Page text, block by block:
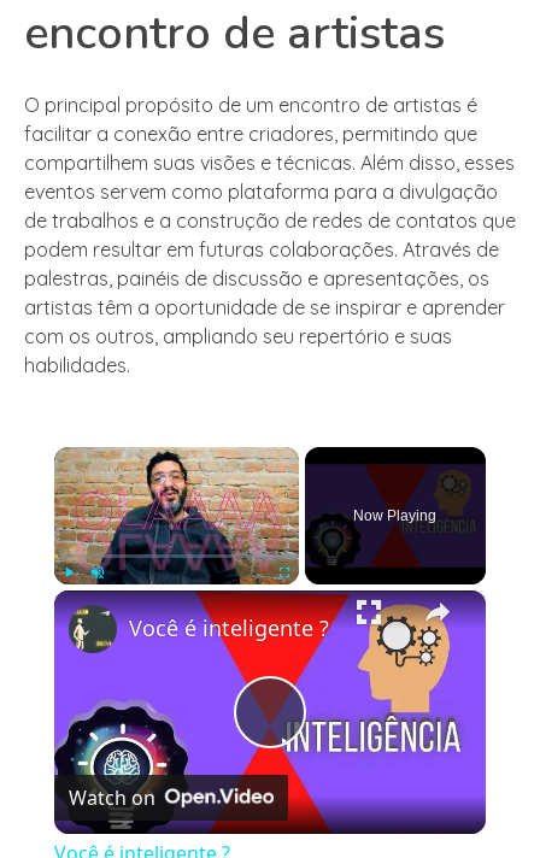
encontro de artistas
O principal propósito de um encontro de artistas é
facilitar a conexão entre criadores, permitindo que
compartilhem suas visões e técnicas. Além disso, esses
eventos servem como plataforma para a divulgação
de trabalhos e a construção de redes de contatos que
podem resultar em futuras colaborações. Através de
palestras, painéis de discussão e apresentações, os
artistas têm a oportunidade de se inspirar e aprender
com os outros, ampliando seu repertório e suas
habilidades.
×
Play Unmute Fullscreen
Now Playing
×
Play
Video
Você é inteligente ?
Watch on